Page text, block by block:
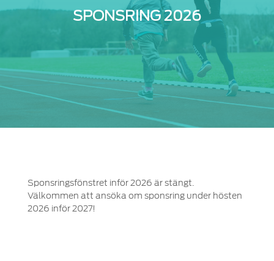
SPONSRING 2026
Sponsringsfönstret inför 2026 är stängt.
Välkommen att ansöka om sponsring under hösten
2026 inför 2027!